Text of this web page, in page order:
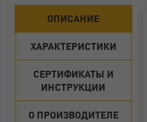
ОПИСАНИЕ
ХАРАКТЕРИСТИКИ
СЕРТИФИКАТЫ И
ИНСТРУКЦИИ
О ПРОИЗВОДИТЕЛЕ